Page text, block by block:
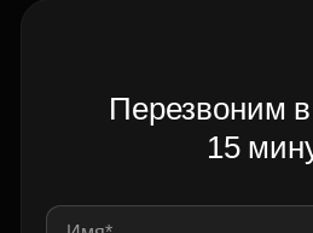
Перезвоним
15